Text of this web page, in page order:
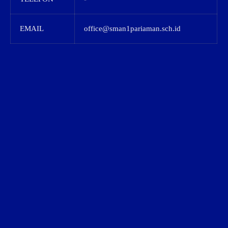
EMAIL office@sman1pariaman.sch.id